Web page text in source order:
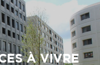
À VIVRE